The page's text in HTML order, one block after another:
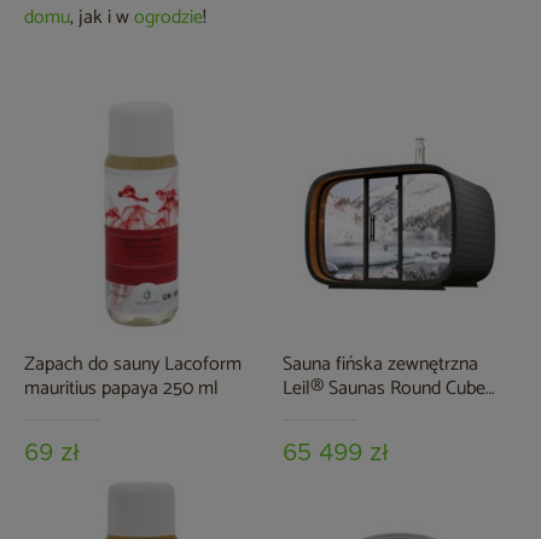
domu, jak i wogrodzie!
Zapach do sauny Lacoform
mauritius papaya 250 ml
69 zł
Sauna fińska zewnętrzna
Leil® Saunas Round Cube
65 499 zł